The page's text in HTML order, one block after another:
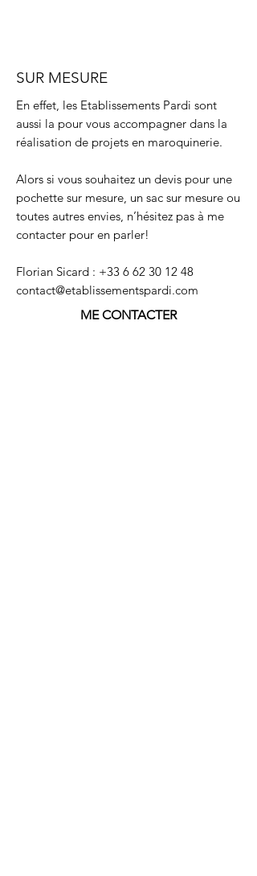
SUR MESURE
En effet, les Etablissements Pardi sont
aussi la pour vous accompagner dans la
réalisation de projets en maroquinerie.
Alors si vous souhaitez un devis pour une
pochette sur mesure, un sac sur mesure ou
toutes autres envies, n’hésitez pas à me
contacter pour en parler!
Florian Sicard : +33 6 62 30 12 48
contact@etablissementspardi.com
ME CONTACTER